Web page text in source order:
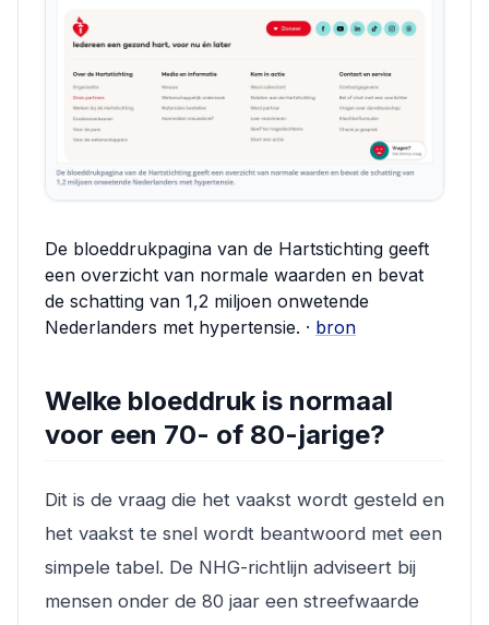
De bloeddrukpagina van de Hartstichting geeft
een overzicht van normale waarden en bevat
de schatting van 1,2 miljoen onwetende
Nederlanders met hypertensie. · bron
Welke bloeddruk is normaal
voor een 70- of 80-jarige?
Dit is de vraag die het vaakst wordt gesteld en
het vaakst te snel wordt beantwoord met een
simpele tabel. De NHG-richtlijn adviseert bij
mensen onder de 80 jaar een streefwaarde